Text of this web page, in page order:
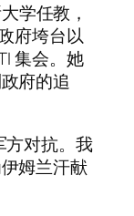
学任教，
府垮台以
集会。她
府的追
方对抗。我
姆兰汗献